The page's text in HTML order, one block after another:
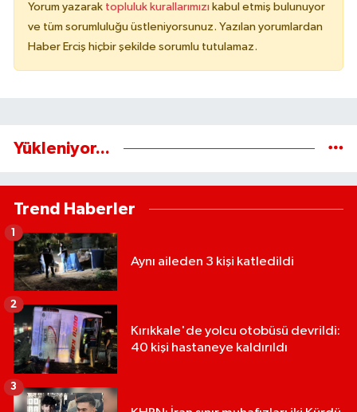
Yorum yazarak topluluk kurallarımızı kabul etmiş bulunuyor
ve tüm sorumluluğu üstleniyorsunuz. Yazılan yorumlardan
Haber Erciş hiçbir şekilde sorumlu tutulamaz.
Yükleniyor...
Trend Haberler
Aynı aileden 3 kişi katledildi
1
Kırıkkale'de yolcu otobüsü devrildi:
40 kişi hastaneye kaldırıldı
2
3